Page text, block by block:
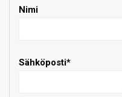
Nimi
Sähköposti*